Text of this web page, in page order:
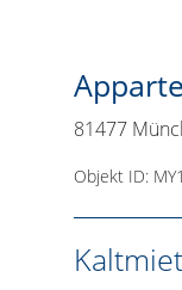
81477
Objekt ID: